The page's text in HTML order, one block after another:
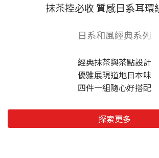
抹茶控必收 質感日系耳環
日系和風經典系列
經典抹茶與茶點設計
優雅展現道地日本味
四件一組隨心好搭配
探索更多